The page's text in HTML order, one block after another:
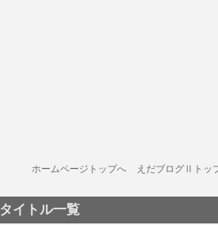
ホームページトップへ えだブログⅡトッ
タイトル一覧